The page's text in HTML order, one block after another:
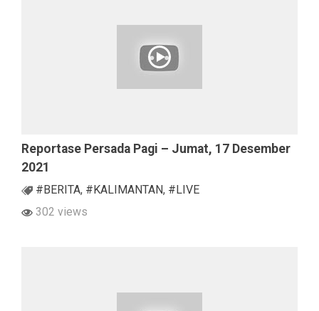
Reportase Persada Pagi – Jumat, 17 Desember
2021
#BERITA, #KALIMANTAN, #LIVE
302 views